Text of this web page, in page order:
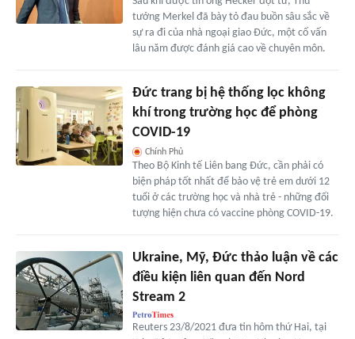
tướng Merkel đã bày tỏ đau buồn sâu sắc về
sự ra đi của nhà ngoại giao Đức, một cố vấn
lâu năm được đánh giá cao về chuyên môn.
Đức trang bị hệ thống lọc không
khí trong trường học để phòng
COVID-19
Chính Phủ
Theo Bộ Kinh tế Liên bang Đức, cần phải có
biện pháp tốt nhất để bảo vệ trẻ em dưới 12
tuổi ở các trường học và nhà trẻ - những đối
tượng hiện chưa có vaccine phòng COVID-19.
Ukraine, Mỹ, Đức thảo luận về các
điều kiện liên quan đến Nord
Stream 2
Reuters 23/8/2021 đưa tin hôm thứ Hai, tại